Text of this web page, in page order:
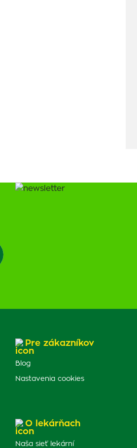
Pre zákazníkov
Blog
Nastavenia cookies
O lekárňach
Naša sieť lekární